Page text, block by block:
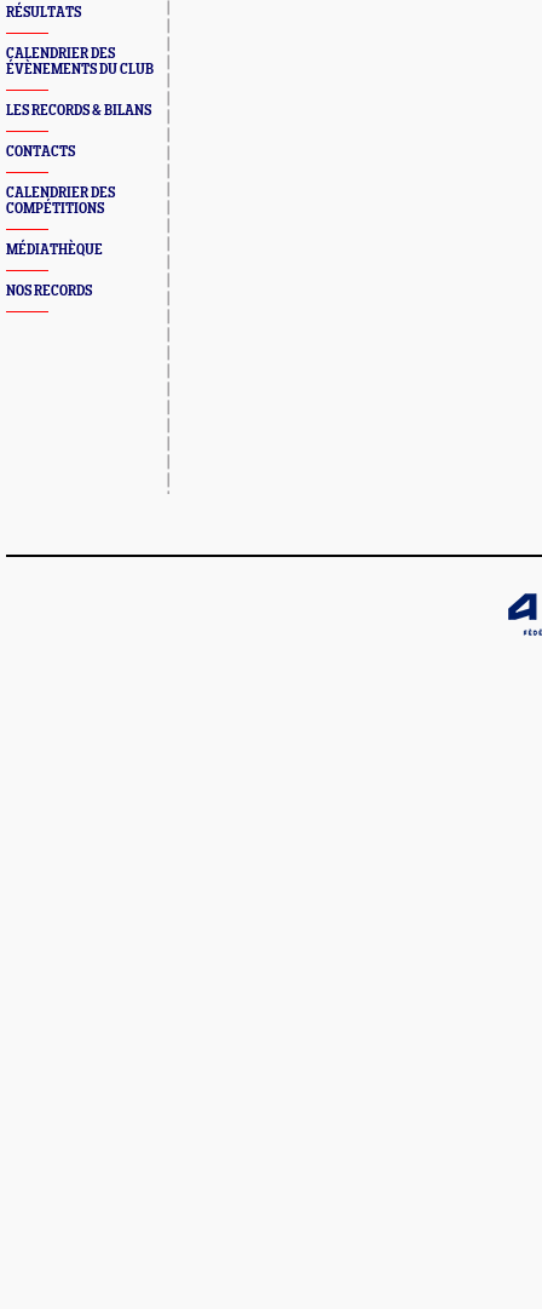
RÉSULTATS
CALENDRIER DES
ÉVÈNEMENTS DU CLUB
LES RECORDS & BILANS
CONTACTS
CALENDRIER DES
COMPÉTITIONS
MÉDIATHÈQUE
NOS RECORDS